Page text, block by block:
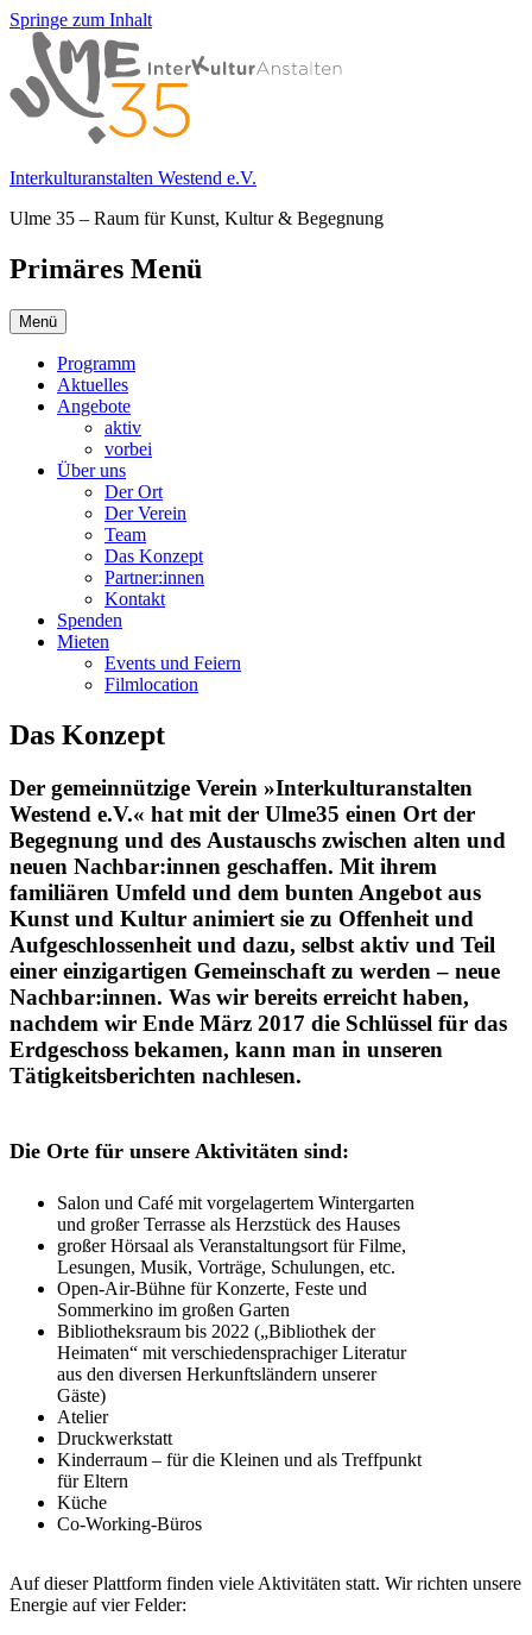
Springe zum Inhalt
Interkulturanstalten Westend e.V.
Ulme 35 – Raum für Kunst, Kultur & Begegnung
Primäres Menü
Menü
Programm
Aktuelles
Angebote
aktiv
vorbei
Über uns
Der Ort
Der Verein
Team
Das Konzept
Partner:innen
Kontakt
Spenden
Mieten
Events und Feiern
Filmlocation
Das Konzept
Der gemeinnützige Verein »Interkulturanstalten
Westend e.V.« hat mit der Ulme35 einen Ort der
Begegnung und des Austauschs zwischen alten und
neuen Nachbar:innen geschaffen. Mit ihrem
familiären Umfeld und dem bunten Angebot aus
Kunst und Kultur animiert sie zu Offenheit und
Aufgeschlossenheit und dazu, selbst aktiv und Teil
einer einzigartigen Gemeinschaft zu werden – neue
Nachbar:innen. Was wir bereits erreicht haben,
nachdem wir Ende März 2017 die Schlüssel für das
Erdgeschoss bekamen, kann man in unseren
Tätigkeitsberichten nachlesen.
Die Orte für unsere Aktivitäten sind:
Salon und Café mit vorgelagertem Wintergarten
und großer Terrasse als Herzstück des Hauses
großer Hörsaal als Veranstaltungsort für Filme,
Lesungen, Musik, Vorträge, Schulungen, etc.
Open-Air-Bühne für Konzerte, Feste und
Sommerkino im großen Garten
Bibliotheksraum bis 2022 („Bibliothek der
Heimaten“ mit verschiedensprachiger Literatur
aus den diversen Herkunftsländern unserer
Gäste)
Atelier
Druckwerkstatt
Kinderraum – für die Kleinen und als Treffpunkt
für Eltern
Küche
Co-Working-Büros
Auf dieser Plattform finden viele Aktivitäten statt. Wir richten unsere
Energie auf vier Felder: